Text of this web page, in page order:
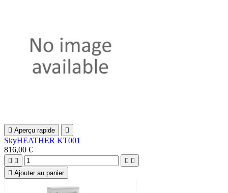
 Aperçu rapide 
SkyHEATHER KT001
816,00 €
   
 Ajouter au panier